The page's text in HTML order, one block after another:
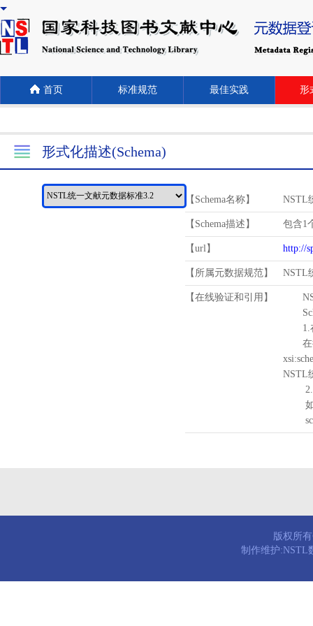
首页 标准规范 最佳实践 形
形式化描述(Schema)
【Schema名称】 NSTL
【Schema描述】 包含1
【url】 http://
【所属元数据规范】 NSTL
【在线验证和引用】
1.
在待
NSTL
2.
如需
版权所
制作维护:NSTL